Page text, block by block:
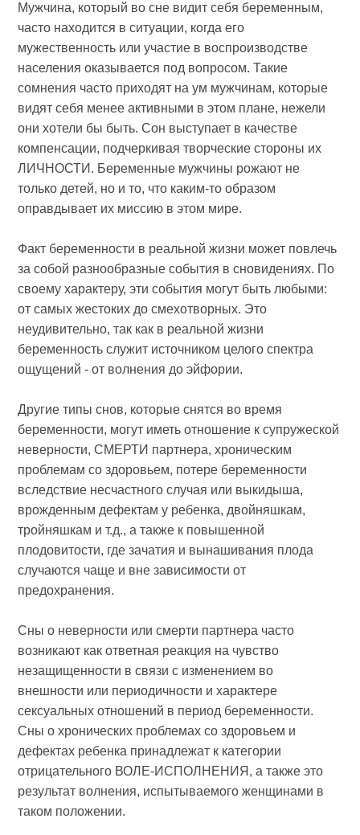
Мужчина, который во сне видит себя беременным,
часто находится в ситуации, когда его
мужественность или участие в воспроизводстве
населения оказывается под вопросом. Такие
сомнения часто приходят на ум мужчинам, которые
видят себя менее активными в этом плане, нежели
они хотели бы быть. Сон выступает в качестве
компенсации, подчеркивая творческие стороны их
ЛИЧНОСТИ. Беременные мужчины рожают не
только детей, но и то, что каким-то образом
оправдывает их миссию в этом мире.
Факт беременности в реальной жизни может повлечь
за собой разнообразные события в сновидениях. По
своему характеру, эти события могут быть любыми:
от самых жестоких до смехотворных. Это
неудивительно, так как в реальной жизни
беременность служит источником целого спектра
ощущений - от волнения до эйфории.
Другие типы снов, которые снятся во время
беременности, могут иметь отношение к супружеской
неверности, СМЕРТИ партнера, хроническим
проблемам со здоровьем, потере беременности
вследствие несчастного случая или выкидыша,
врожденным дефектам у ребенка, двойняшкам,
тройняшкам и т.д., а также к повышенной
плодовитости, где зачатия и вынашивания плода
случаются чаще и вне зависимости от
предохранения.
Сны о неверности или смерти партнера часто
возникают как ответная реакция на чувство
незащищенности в связи с изменением во
внешности или периодичности и характере
сексуальных отношений в период беременности.
Сны о хронических проблемах со здоровьем и
дефектах ребенка принадлежат к категории
отрицательного ВОЛЕ-ИСПОЛНЕНИЯ, а также это
результат волнения, испытываемого женщинами в
таком положении.